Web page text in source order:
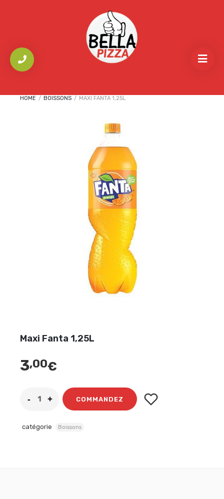
HOME / BOISSONS / MAXI FANTA 1,25L
Maxi Fanta 1,25L
3,00€
COMMANDEZ
catégorie Boissons